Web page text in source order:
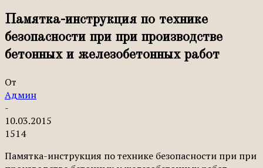
Памятка-инструкция по технике
безопасности при при производстве
бетонных и железобетонных работ
От
Админ
-
10.03.2015
1514
Памятка-инструкция по технике безопасности при при